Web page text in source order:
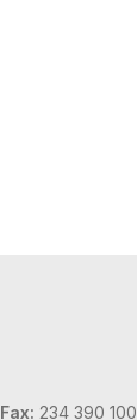
Fax: 234 390 100